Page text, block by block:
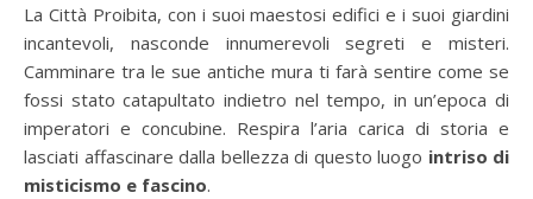
La Città Proibita, con i suoi maestosi edifici e i suoi giardini
incantevoli, nasconde innumerevoli segreti e misteri.
Camminare tra le sue antiche mura ti farà sentire come se
fossi stato catapultato indietro nel tempo, in un’epoca di
imperatori e concubine. Respira l’aria carica di storia e
lasciati affascinare dalla bellezza di questo luogo intriso di
misticismo e fascino.